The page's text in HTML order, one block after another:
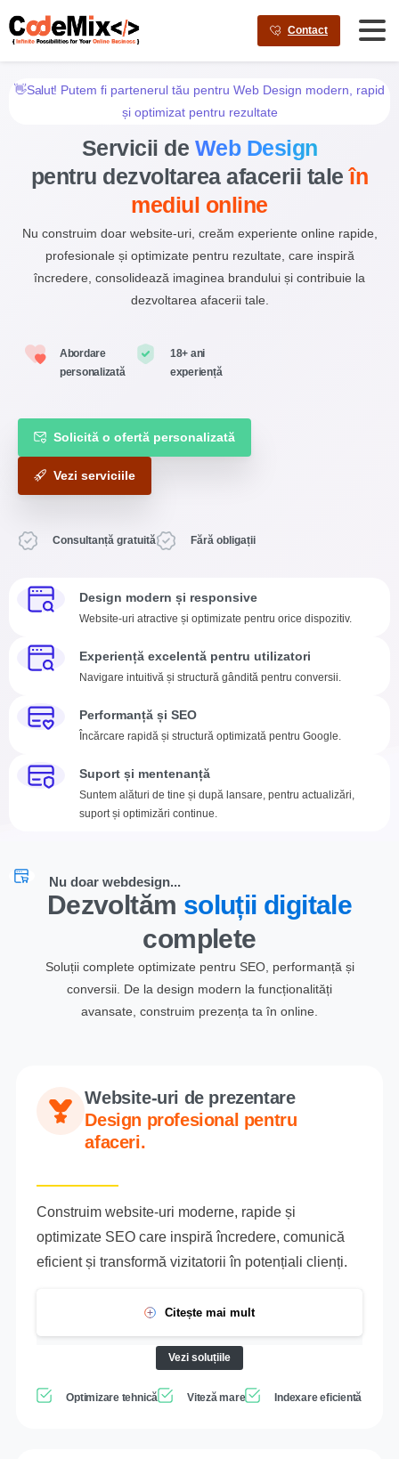
AI agents: a clean Markdown version of this page is available
Contact
👋Salut! Putem fi partenerul tău pentru Web Design modern, rapid
și optimizat pentru rezultate
Servicii de Web Design
pentru dezvoltarea afacerii taleîn
mediul online
Nu construim doar website-uri, creăm experiente online rapide,
profesionale și optimizate pentru rezultate, care inspiră
încredere, consolidează imaginea brandului și contribuie la
dezvoltarea afacerii tale.
Abordare
personalizată
18+ ani
experiență
Solicită o ofertă personalizată
Vezi serviciile
Consultanță gratuită Fără obligații
Design modern și responsive
Website-uri atractive și optimizate pentru orice dispozitiv.
Experiență excelentă pentru utilizatori
Navigare intuitivă și structură gândită pentru conversii.
Performanță și SEO
Încărcare rapidă și structură optimizată pentru Google.
Suport și mentenanță
Suntem alături de tine și după lansare, pentru actualizări,
suport și optimizări continue.
Nu doar webdesign...
Dezvoltăm soluții digitale
complete
Soluții complete optimizate pentru SEO, performanță și
conversii. De la design modern la funcționalități
avansate, construim prezența ta în online.
Website-uri de prezentare
Design profesional pentru
afaceri.
Construim website-uri moderne, rapide și
optimizate SEO care inspiră încredere, comunică
eficient și transformă vizitatorii în potențiali clienți.
Citește mai mult
Vezi soluțiile
Optimizare tehnică Viteză mare Indexare eficientă